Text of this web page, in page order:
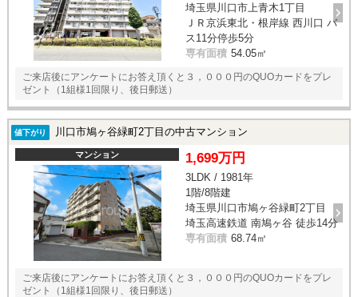
埼玉県川口市上青木1丁目
ＪＲ京浜東北・根岸線 西川口 バ
ス11分停歩5分
専有面積 54.05㎡
ご来店後にアンケートにお答え頂くと３，０００円のQUOカードをプレ
ゼント（1組様1回限り、後日郵送）
値下がり 川口市鳩ヶ谷緑町2丁目の中古マンション
マンション 1,699万円
3LDK / 1981年
1階/8階建
埼玉県川口市鳩ヶ谷緑町2丁目
埼玉高速鉄道 南鳩ヶ谷 徒歩14分
専有面積 68.74㎡
ご来店後にアンケートにお答え頂くと３，０００円のQUOカードをプレ
ゼント（1組様1回限り、後日郵送）